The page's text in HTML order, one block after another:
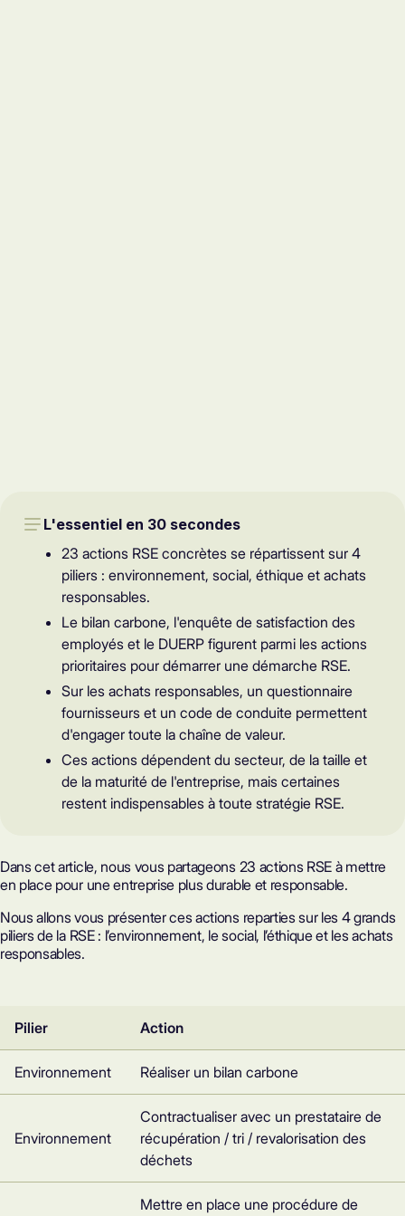
L'essentiel en 30 secondes
23 actions RSE concrètes se répartissent sur 4
piliers : environnement, social, éthique et achats
responsables.
Le bilan carbone, l'enquête de satisfaction des
employés et le DUERP figurent parmi les actions
prioritaires pour démarrer une démarche RSE.
Sur les achats responsables, un questionnaire
fournisseurs et un code de conduite permettent
d'engager toute la chaîne de valeur.
Ces actions dépendent du secteur, de la taille et
de la maturité de l'entreprise, mais certaines
restent indispensables à toute stratégie RSE.
Dans cet article, nous vous partageons 23 actions RSE à mettre
en place pour une entreprise plus durable et responsable.
Nous allons vous présenter ces actions reparties sur les 4 grands
piliers de la RSE: l’environnement, le social, l’éthique et les achats
responsables.
Pilier Action
Environnement Réaliser un bilan carbone
Environnement
Contractualiser avec un prestataire de
récupération / tri / revalorisation des
déchets
Mettre en place une procédure de